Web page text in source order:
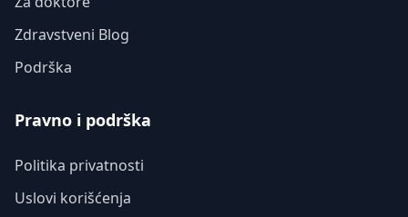
Zdravstveni Blog
Podrška
Pravno i podrška
Politika privatnosti
Uslovi korišćenja